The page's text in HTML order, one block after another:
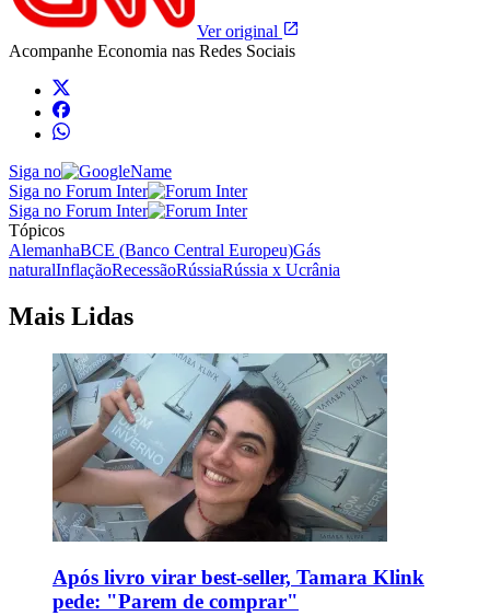
Ver original
Acompanhe Economia nas Redes Sociais
Siga no
Siga no Forum Inter
Siga no Forum Inter
Tópicos
AlemanhaBCE (Banco Central Europeu)Gás
naturalInflaçãoRecessãoRússiaRússia x Ucrânia
Mais Lidas
Após livro virar best-seller, Tamara Klink
pede: "Parem de comprar"